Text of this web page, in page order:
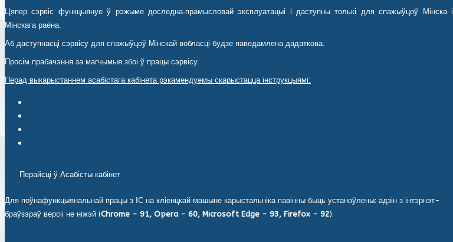
Цяпер сэрвіс функцыянуе ў рэжыме доследна-прамысловай эксплуатацыі і даступны толькі для спажыўцоў Мінска і
Мінскага раёна.
Аб даступнасці сэрвісу для спажыўцоў Мінскай вобласці будзе паведамлена дадаткова.
Просім прабачэння за магчымыя збоі ў працы сэрвісу.
Перад выкарыстаннем асабістага кабінета рэкамендуемы скарыстацца інструкцыямі:
Перайсці ў Асабісты кабінет
Для поўнафункцыянальнай працы з ІС на кліенцкай машыне карыстальніка павінны быць устаноўлены: адзін з інтэрнэт-
браўзэраў версіі не ніжэй (Chrome - 91, Opera - 60, Microsoft Edge - 93, Firefox - 92).